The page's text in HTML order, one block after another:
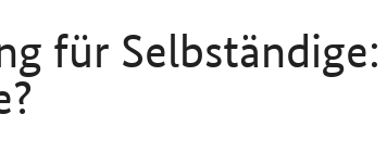
für Selbständige: